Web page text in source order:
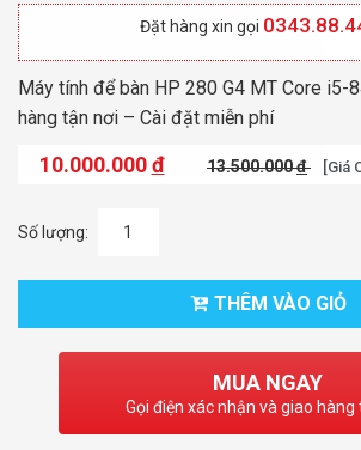
Đặt hàng xin gọi
Máy tính để bàn HP 280 G4 MT Core i5-
hàng tận nơi – Cài đặt miễn phí
10.000.000đ 13.500.000đ [Giá
Số lượng:
THÊM VÀO GIỎ
MUA NGAY
Gọi điện xác nhận và giao hàng